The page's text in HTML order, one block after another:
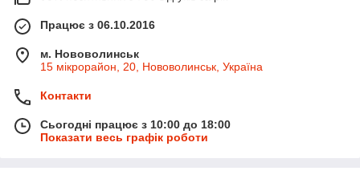
Працює з 06.10.2016
м. Нововолинськ
15 мікрорайон, 20, Нововолинськ, Україна
Контакти
Сьогодні працює з 10:00 до 18:00
Показати весь графік роботи